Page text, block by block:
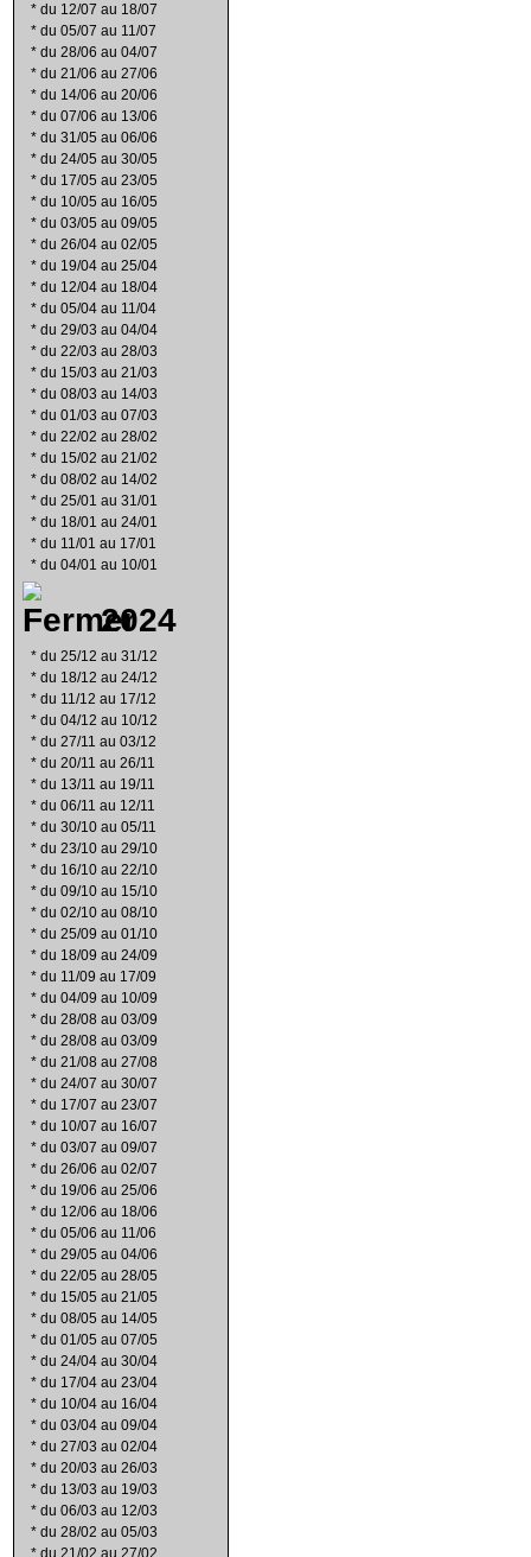
* du 12/07 au 18/07
* du 05/07 au 11/07
* du 28/06 au 04/07
* du 21/06 au 27/06
* du 14/06 au 20/06
* du 07/06 au 13/06
* du 31/05 au 06/06
* du 24/05 au 30/05
* du 17/05 au 23/05
* du 10/05 au 16/05
* du 03/05 au 09/05
* du 26/04 au 02/05
* du 19/04 au 25/04
* du 12/04 au 18/04
* du 05/04 au 11/04
* du 29/03 au 04/04
* du 22/03 au 28/03
* du 15/03 au 21/03
* du 08/03 au 14/03
* du 01/03 au 07/03
* du 22/02 au 28/02
* du 15/02 au 21/02
* du 08/02 au 14/02
* du 25/01 au 31/01
* du 18/01 au 24/01
* du 11/01 au 17/01
* du 04/01 au 10/01
2024
* du 25/12 au 31/12
* du 18/12 au 24/12
* du 11/12 au 17/12
* du 04/12 au 10/12
* du 27/11 au 03/12
* du 20/11 au 26/11
* du 13/11 au 19/11
* du 06/11 au 12/11
* du 30/10 au 05/11
* du 23/10 au 29/10
* du 16/10 au 22/10
* du 09/10 au 15/10
* du 02/10 au 08/10
* du 25/09 au 01/10
* du 18/09 au 24/09
* du 11/09 au 17/09
* du 04/09 au 10/09
* du 28/08 au 03/09
* du 28/08 au 03/09
* du 21/08 au 27/08
* du 24/07 au 30/07
* du 17/07 au 23/07
* du 10/07 au 16/07
* du 03/07 au 09/07
* du 26/06 au 02/07
* du 19/06 au 25/06
* du 12/06 au 18/06
* du 05/06 au 11/06
* du 29/05 au 04/06
* du 22/05 au 28/05
* du 15/05 au 21/05
* du 08/05 au 14/05
* du 01/05 au 07/05
* du 24/04 au 30/04
* du 17/04 au 23/04
* du 10/04 au 16/04
* du 03/04 au 09/04
* du 27/03 au 02/04
* du 20/03 au 26/03
* du 13/03 au 19/03
* du 06/03 au 12/03
* du 28/02 au 05/03
* du 21/02 au 27/02